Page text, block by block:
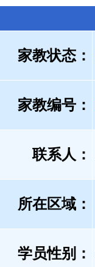
家教状态：
家教编号：
联系人：
所在区域：
学员性别：